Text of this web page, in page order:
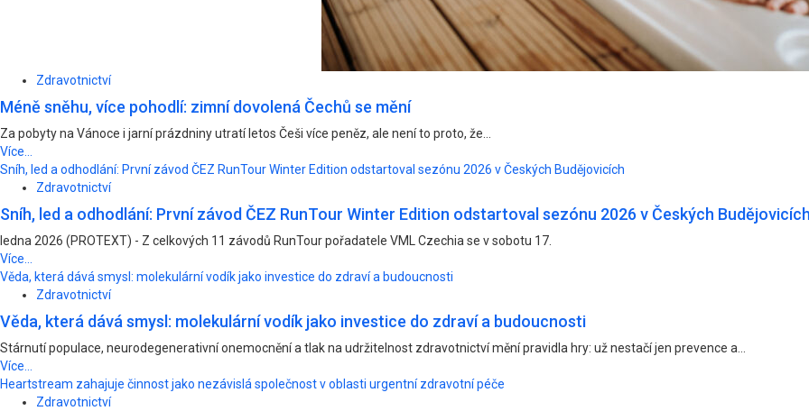
Zdravotnictví
Méně sněhu, více pohodlí: zimní dovolená Čechů se mění
Za pobyty na Vánoce i jarní prázdniny utratí letos Češi více peněz, ale není to proto, že...
Více...
Sníh, led a odhodlání: První závod ČEZ RunTour Winter Edition odstartoval sezónu 2026 v Českých Budějovicích
Zdravotnictví
Sníh, led a odhodlání: První závod ČEZ RunTour Winter Edition odstartoval sezónu 2026 v Českých
ledna 2026 (PROTEXT) - Z celkových 11 závodů RunTour pořadatele VML Czechia se v sobotu 17.
Více...
Věda, která dává smysl: molekulární vodík jako investice do zdraví a budoucnosti
Zdravotnictví
Věda, která dává smysl: molekulární vodík jako investice do zdraví a budoucnosti
Stárnutí populace, neurodegenerativní onemocnění a tlak na udržitelnost zdravotnictví mění pravidla hry: už nestačí jen prevence a...
Více...
Heartstream zahajuje činnost jako nezávislá společnost v oblasti urgentní zdravotní péče
Zdravotnictví